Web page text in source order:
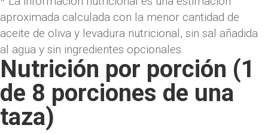
aproximada calculada con la menor cantidad de
aceite de oliva y levadura nutricional, sin sal añadida
al agua y sin ingredientes opcionales.
Nutrición por porción (1
de 8 porciones de una
taza)